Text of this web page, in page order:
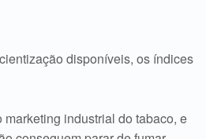
disponíveis, os índices
industrial do tabaco, e